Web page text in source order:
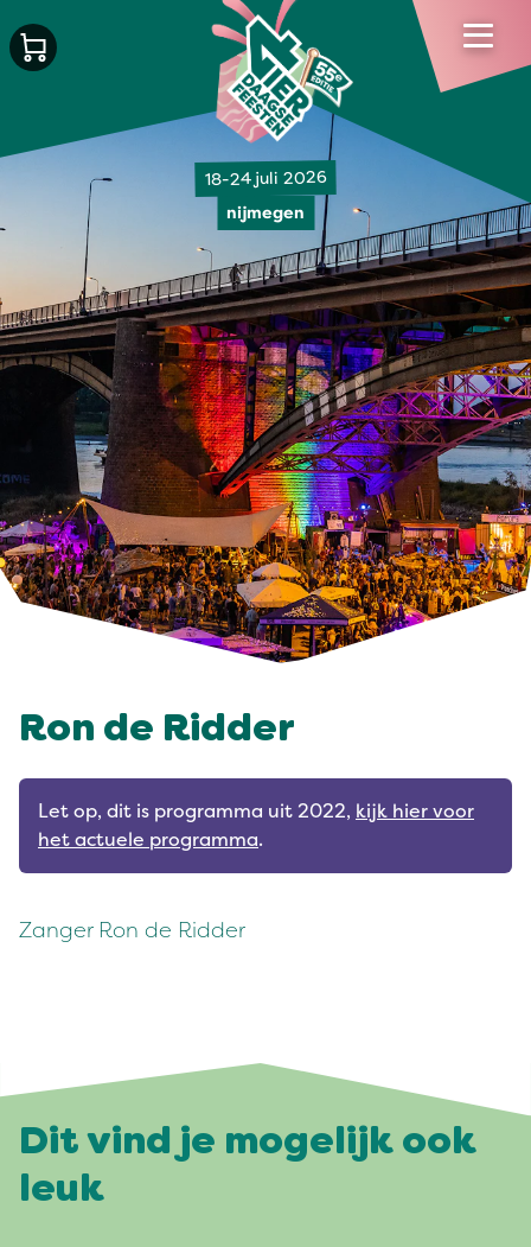
18-24 juli 2026
nijmegen
Ron de Ridder
Let op, dit is programma uit 2022, kijk hier voor
het actuele programma.
Zanger Ron de Ridder
Dit vind je mogelijk ook
leuk